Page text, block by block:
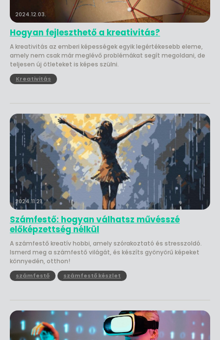
2024.12.03.
Hogyan fejleszthető a kreativitás?
A kreativitás az emberi képességek egyik legértékesebb eleme,
amely nem csak már meglévő problémákat segít megoldani, de
teljesen új ötleteket is képes szülni.
Kreativitás
2024.11.21.
Számfestő: hogyan válhatsz művésszé
előképzettség nélkül
A számfestő kreatív hobbi, amely szórakoztató és stresszoldó.
Ismerd meg a számfestő világát, és készíts gyönyörű képeket
könnyedén, otthon!
számfestő számfestő készlet